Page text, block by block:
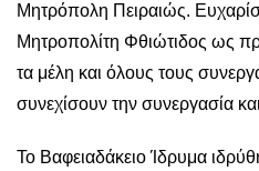
Μητρόπολη Πειραιώς.
Μητροπολίτη Φθιώτιδος ως
τα μέλη και όλους τους
συνεχίσουν την συνεργασία
Το Βαφειαδάκειο Ίδρυμα